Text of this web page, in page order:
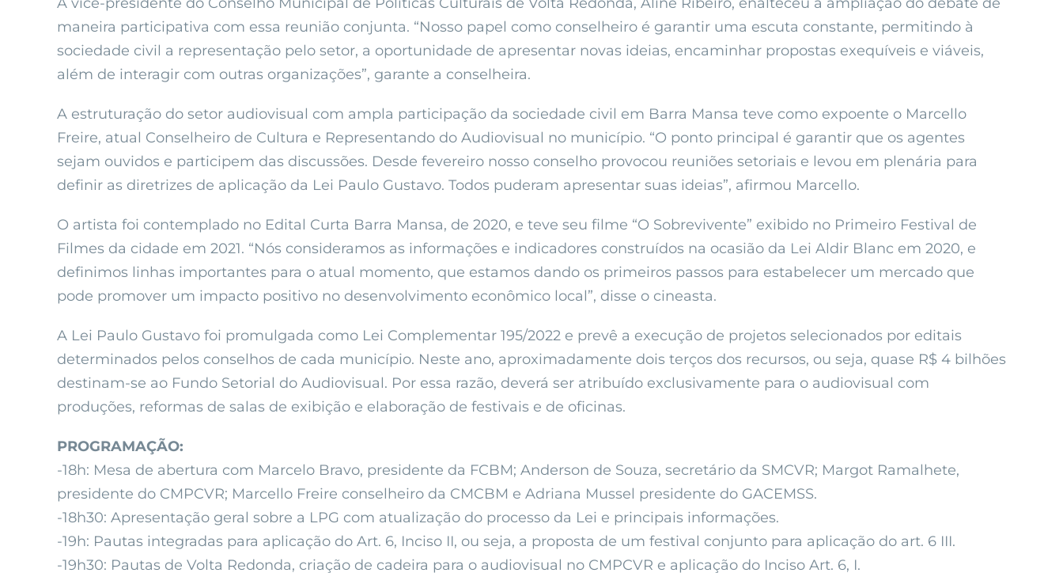
maneira participativa com essa reunião conjunta. “Nosso papel como conselheiro é garantir uma escuta constante, permitindo à
sociedade civil a representação pelo setor, a oportunidade de apresentar novas ideias, encaminhar propostas exequíveis e viáveis,
além de interagir com outras organizações”, garante a conselheira.
A estruturação do setor audiovisual com ampla participação da sociedade civil em Barra Mansa teve como expoente o Marcello
Freire, atual Conselheiro de Cultura e Representando do Audiovisual no município. “O ponto principal é garantir que os agentes
sejam ouvidos e participem das discussões. Desde fevereiro nosso conselho provocou reuniões setoriais e levou em plenária para
definir as diretrizes de aplicação da Lei Paulo Gustavo. Todos puderam apresentar suas ideias”, afirmou Marcello.
O artista foi contemplado no Edital Curta Barra Mansa, de 2020, e teve seu filme “O Sobrevivente” exibido no Primeiro Festival de
Filmes da cidade em 2021. “Nós consideramos as informações e indicadores construídos na ocasião da Lei Aldir Blanc em 2020, e
definimos linhas importantes para o atual momento, que estamos dando os primeiros passos para estabelecer um mercado que
pode promover um impacto positivo no desenvolvimento econômico local”, disse o cineasta.
A Lei Paulo Gustavo foi promulgada como Lei Complementar 195/2022 e prevê a execução de projetos selecionados por editais
determinados pelos conselhos de cada município. Neste ano, aproximadamente dois terços dos recursos, ou seja, quase R$ 4 bilhões
destinam-se ao Fundo Setorial do Audiovisual. Por essa razão, deverá ser atribuído exclusivamente para o audiovisual com
produções, reformas de salas de exibição e elaboração de festivais e de oficinas.
PROGRAMAÇÃO:
-18h: Mesa de abertura com Marcelo Bravo, presidente da FCBM; Anderson de Souza, secretário da SMCVR; Margot Ramalhete,
presidente do CMPCVR; Marcello Freire conselheiro da CMCBM e Adriana Mussel presidente do GACEMSS.
-18h30: Apresentação geral sobre a LPG com atualização do processo da Lei e principais informações.
-19h: Pautas integradas para aplicação do Art. 6, Inciso II, ou seja, a proposta de um festival conjunto para aplicação do art. 6 III.
-19h30: Pautas de Volta Redonda, criação de cadeira para o audiovisual no CMPCVR e aplicação do Inciso Art. 6, I.